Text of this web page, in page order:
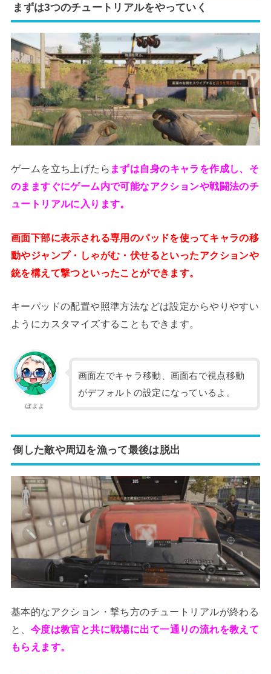
まずは3つのチュートリアルをやっていく
ゲームを立ち上げたら まずは自身のキャラを作成し、そ
のまますぐにゲーム内で可能なアクションや戦闘法のチ
ュートリアルに入ります。
画面下部に表示される専用のパッドを使ってキャラの移
動やジャンプ・しゃがむ・伏せるといったアクションや
銃を構えて撃つといったことができます。
キーパッドの配置や照準方法などは設定からやりやすい
ようにカスタマイズすることもできます。
ぽよよ
画面左でキャラ移動、画面右で視点移動
がデフォルトの設定になっているよ。
倒した敵や周辺を漁って最後は脱出
基本的なアクション・撃ち方のチュートリアルが終わる
と、 今度は教官と共に戦場に出て一通りの流れを教えて
もらえます。